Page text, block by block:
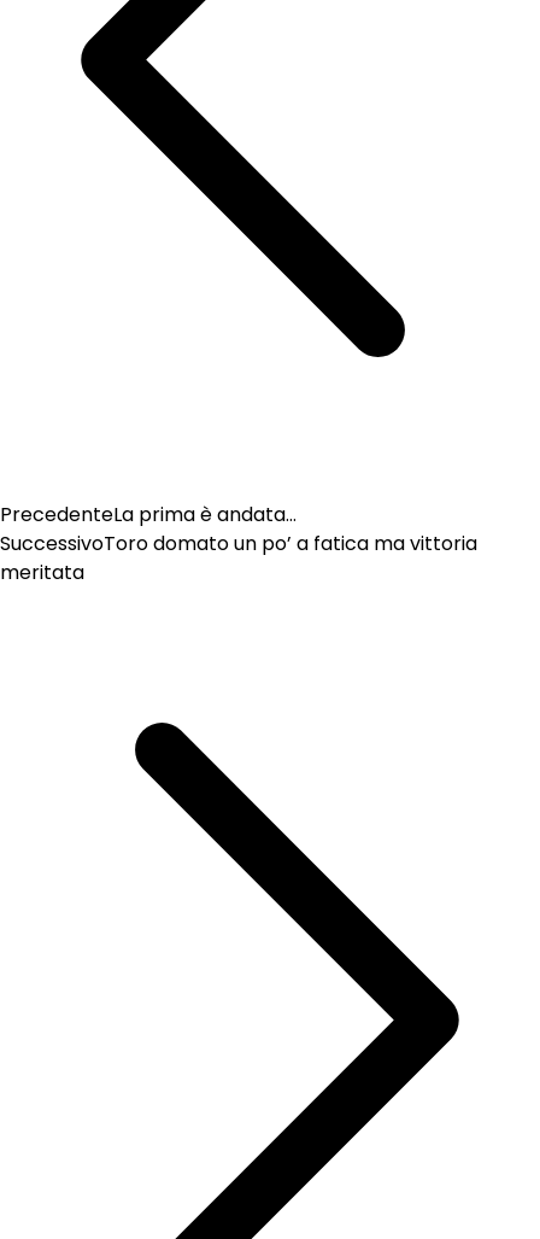
PrecedenteLa prima è andata…
SuccessivoToro domato un po’ a fatica ma vittoria
meritata